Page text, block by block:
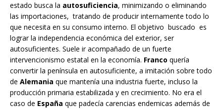
estado busca la autosuficiencia, minimizando o eliminando
las importaciones, tratando de producir internamente todo lo
que necesita en su consumo interno. El objetivo buscado es
lograr la independencia económica del exterior, ser
autosuficientes. Suele ir acompañado de un fuerte
intervencionismo estatal en la economía. Franco quería
convertir la península en autosuficiente, a imitación sobre todo
de Alemania que mantenía una industria fuerte, incluso la
producción primaria estabilizada y en crecimiento. No era el
caso de España que padecía carencias endemicas además de